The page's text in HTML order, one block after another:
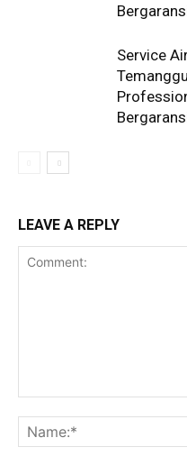
Service
LEAVE A REPLY